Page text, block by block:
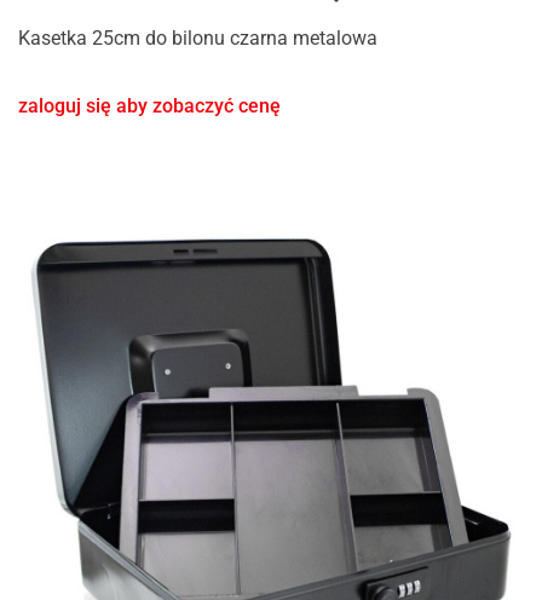
Kasetka 25cm do bilonu czarna metalowa
zaloguj się aby zobaczyć cenę